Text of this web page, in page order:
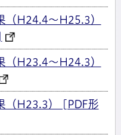
（H24.4～H25.3）
（H23.4～H24.3）
（H23.3） [PDF形